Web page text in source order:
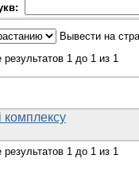
Вывести на
1 до 1 из 1
комплексу
1 до 1 из 1